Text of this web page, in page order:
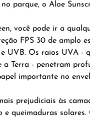
parque, o Aloe
você pode ir a
FPS 30 de amplo
UVB. Os raios UVA -
a Terra - penetram
importante no
prejudiciais às
e queimaduras solares.